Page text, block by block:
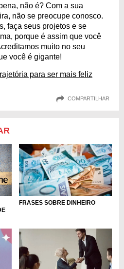
não é? Com a sua
não se preocupe conosco.
faça seus projetos e se
porque é assim que você
muito no seu
você é gigante!
para ser mais feliz
COMPARTILHAR
FRASES SOBRE DINHEIRO